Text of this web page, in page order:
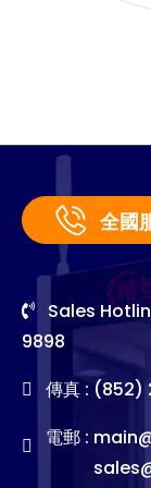
全國
Sales
9898
傳真 :
電郵 :